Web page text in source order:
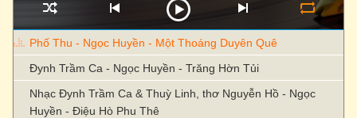
Phố Thu - Ngọc Huyền - Một Thoáng Duyên Quê
Đynh Trầm Ca - Ngọc Huyền - Trăng Hờn Tủi
Nhạc Đynh Trầm Ca & Thuỳ Linh, thơ Nguyễn Hồ - Ngọc
Huyền - Điệu Hò Phu Thê